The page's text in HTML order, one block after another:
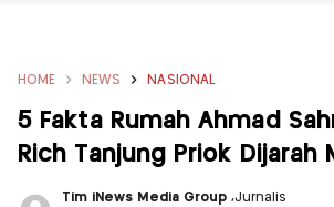
HOME NEWS NASIONAL
5 Fakta Rumah Ahmad
Rich Tanjung Priok Dijarah
Tim iNews Media Group,Jurnalis